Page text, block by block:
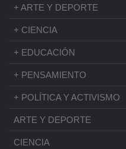
+ ARTE Y DEPORTE
+ CIENCIA
+ EDUCACIÓN
+ PENSAMIENTO
+ POLÍTICA Y ACTIVISMO
ARTE Y DEPORTE
CIENCIA